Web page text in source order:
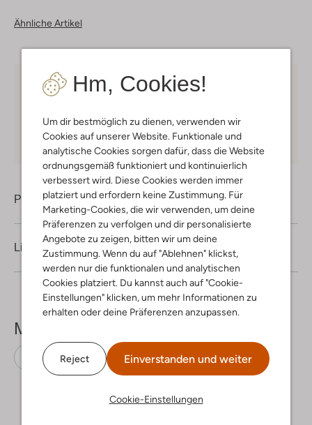
Hm, Cookies!
Um dir bestmöglich zu dienen, verwenden wir
Cookies auf unserer Website. Funktionale und
analytische Cookies sorgen dafür, dass die Website
ordnungsgemäß funktioniert und kontinuierlich
verbessert wird. Diese Cookies werden immer
platziert und erfordern keine Zustimmung. Für
Marketing-Cookies, die wir verwenden, um deine
Präferenzen zu verfolgen und dir personalisierte
Angebote zu zeigen, bitten wir um deine
Zustimmung. Wenn du auf "Ablehnen" klickst,
werden nur die funktionalen und analytischen
Cookies platziert. Du kannst auch auf "Cookie-
Einstellungen" klicken, um mehr Informationen zu
erhalten oder deine Präferenzen anzupassen.
Reject Einverstanden und weiter
Cookie-Einstellungen
Ähnliche Artikel
Kostenloser Versandab € 75 für Club-Omoda
Kauf auf Rechnung 30 Tagen Rückgaberecht
Produktinformation
Lieferung & Rückgabe
Mehr sehen
Schnürschuhe Magnanni Wildleder